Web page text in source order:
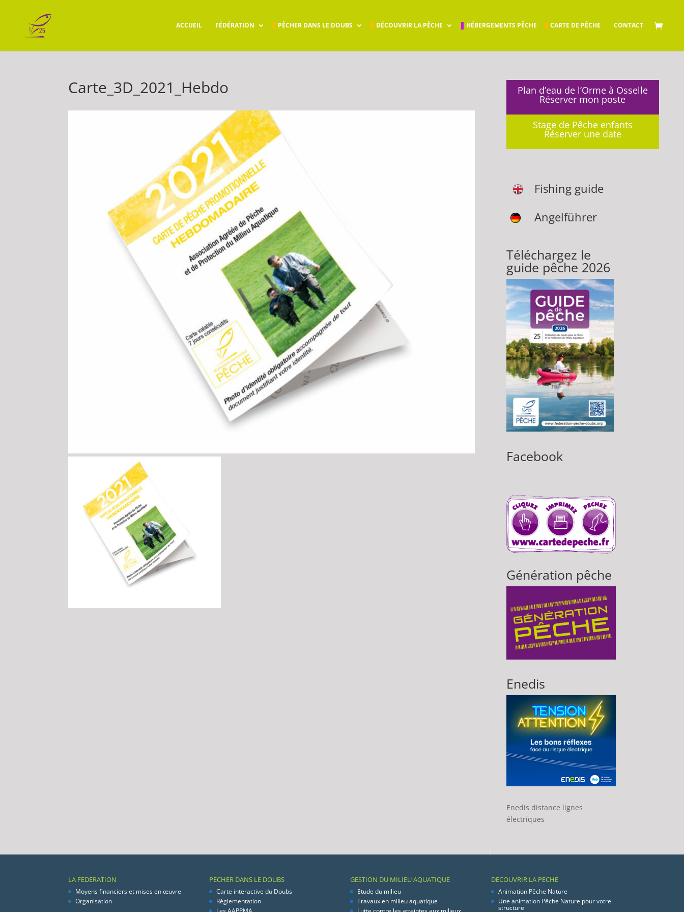
ACCUEIL FÉDÉRATION PÊCHER DANS LE DOUBS DÉCOUVRIR LA PÊCHE HÉBERGEMENTS PÊCHE CARTE DE PÊCHE CONTACT
Carte_3D_2021_Hebdo Plan d’eau de l’Orme à Osselle
Réserver mon poste
Stage de Pêche enfants
Réserver une date
Fishing guide
Angelführer
Téléchargez le
guide pêche 2026
Facebook
Génération pêche
Enedis
Enedis distance lignes
électriques
LA FEDERATION
Moyens financiers et mises en œuvre
Organisation
PECHER DANS LE DOUBS
Carte interactive du Doubs
Réglementation
GESTION DU MILIEU AQUATIQUE
Etude du milieu
Travaux en milieu aquatique
DECOUVRIR LA PECHE
Animation Pêche Nature
Une animation Pêche Nature pour votre
structure